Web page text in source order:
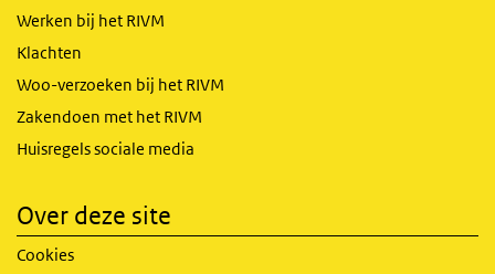
Werken bij het RIVM
Klachten
Woo-verzoeken bij het RIVM
Zakendoen met het RIVM
Huisregels sociale media
Over deze site
Cookies